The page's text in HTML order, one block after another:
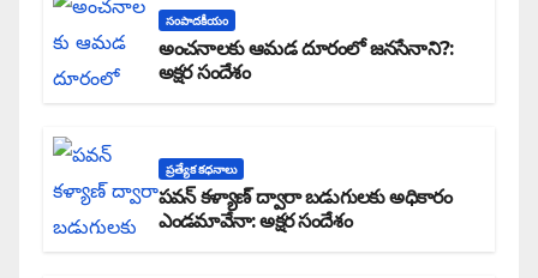
సంపాదకీయం
అంచనాలకు ఆమడ దూరంలో జనసేనాని?:
అక్షర సందేశం
ప్రత్యేక కధనాలు
పవన్ కళ్యాణ్ ద్వారా బడుగులకు అధికారం
ఎండమావేనా: అక్షర సందేశం